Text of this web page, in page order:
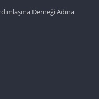
Derneği Adına